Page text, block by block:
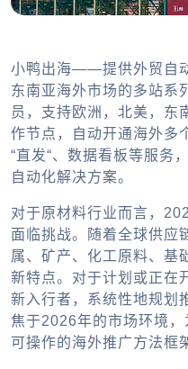
小鸭出海——提供外贸自
东南亚海外市场的多站系
员，支持欧洲，北美，东
作节点，自动开通海外多
“直发“、数据看板等服务
自动化解决方案。
对于原材料行业而言，
面临挑战。随着全球供应
属、矿产、化工原料、基
新特点。对于计划或正在
新入行者，系统性地规划
焦于2026年的市场环境，
可操作的海外推广方法框